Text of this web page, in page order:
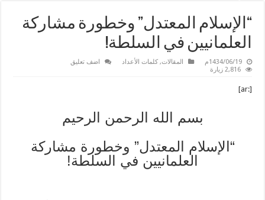
“الإسلام المعتدل” وخطورة مشاركة
العلمانيين في السلطة!
1434/06/19م المقالات,كلمات الأعداد
اضف تعليق
2,816 زيارة
[:ar]
بسم الله الرحمن الرحيم
“الإسلام المعتدل” وخطورة مشاركة
العلمانيين في السلطة!